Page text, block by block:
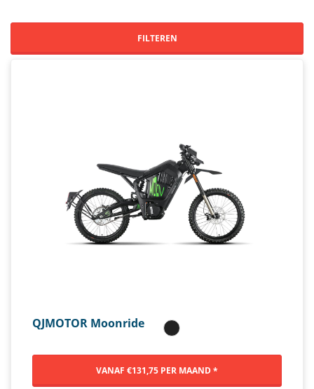
FILTEREN
QJMOTOR Moonride
VANAF €131,75 PER MAAND *